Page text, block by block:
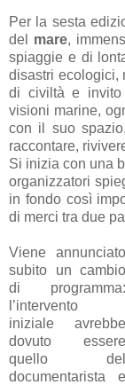
Per la sesta
del mare,
spiaggie e di
disastri ecologici,
di civiltà e invito
visioni marine,
con il suo
raccontare,
Si inizia con una
organizzatori
in fondo così
di merci tra due
Viene annunciato
subito un cambio
di programma:
l’intervento
iniziale avrebbe
dovuto essere
quello del
documentarista e